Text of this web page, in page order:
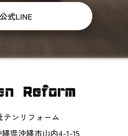
公式LINE
テンリフォーム
県沖縄市山内4-1-15